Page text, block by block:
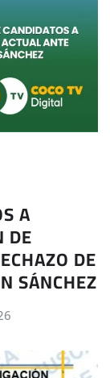
A
DE
DE
SÁNCHEZ